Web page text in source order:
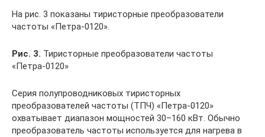
На рис. 3 показаны тиристорные преобразователи
частоты «Петра-0120».
Рис. 3. Тиристорные преобразователи частоты
«Петра-0120»
Серия полупроводниковых тиристорных
преобразователей частоты (ТПЧ) «Петра-0120»
охватывает диапазон мощностей 30–160 кВт. Обычно
преобразователь частоты используется для нагрева в